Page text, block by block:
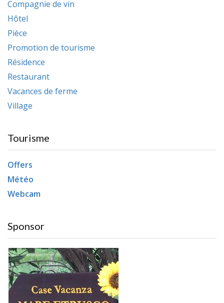
Compagnie de vin
Hôtel
Pièce
Promotion de tourisme
Résidence
Restaurant
Vacances de ferme
Village
Tourisme
Offers
Météo
Webcam
Sponsor